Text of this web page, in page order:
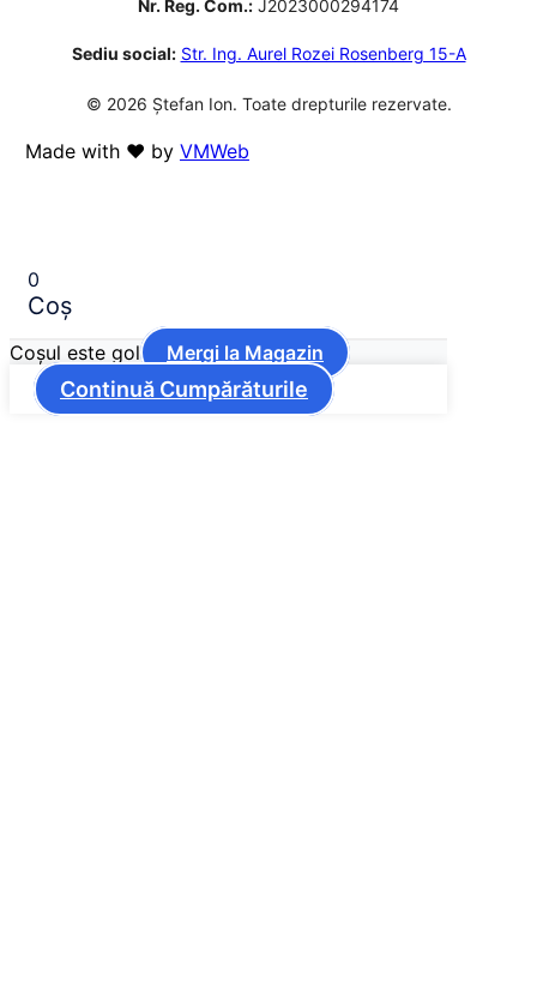
Nr. Reg. Com.: J2023000294174
Sediu social: Str. Ing. Aurel Rozei Rosenberg 15-A
© 2026 Ștefan Ion. Toate drepturile rezervate.
Made with ❤️ by VMWeb
0
Coș
Coșul este gol Mergi la Magazin
Continuă Cumpărăturile